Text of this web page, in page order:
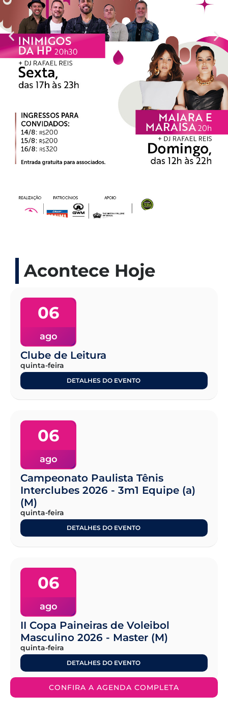
Acontece Hoje
06
ago
Clube de Leitura
quinta-feira
DETALHES DO EVENTO
06
ago
Campeonato Paulista Tênis
Interclubes 2026 - 3m1 Equipe (a)
(M)
quinta-feira
DETALHES DO EVENTO
06
ago
II Copa Paineiras de Voleibol
Masculino 2026 - Master (M)
quinta-feira
DETALHES DO EVENTO
CONFIRA A AGENDA COMPLETA